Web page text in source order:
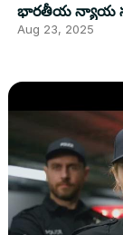
భారతీయ న్యాయ
Aug 23, 2025